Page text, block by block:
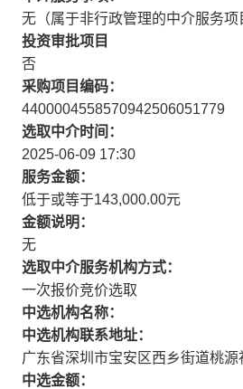
无（属于非行政管理的中介服务项
投资审批项目
否
采购项目编码：
4400004558570942506051779
选取中介时间：
2025-06-09 17:30
服务金额：
低于或等于143,000.00元
金额说明：
无
选取中介服务机构方式：
一次报价竞价选取
中选机构名称：
中选机构联系地址：
广东省深圳市宝安区西乡街道桃
中选金额：